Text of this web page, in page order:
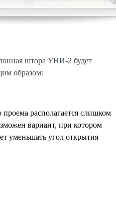
штора УНИ-2 будет
образом:
проема располагается слишком
вариант, при котором
уменьшать угол открытия